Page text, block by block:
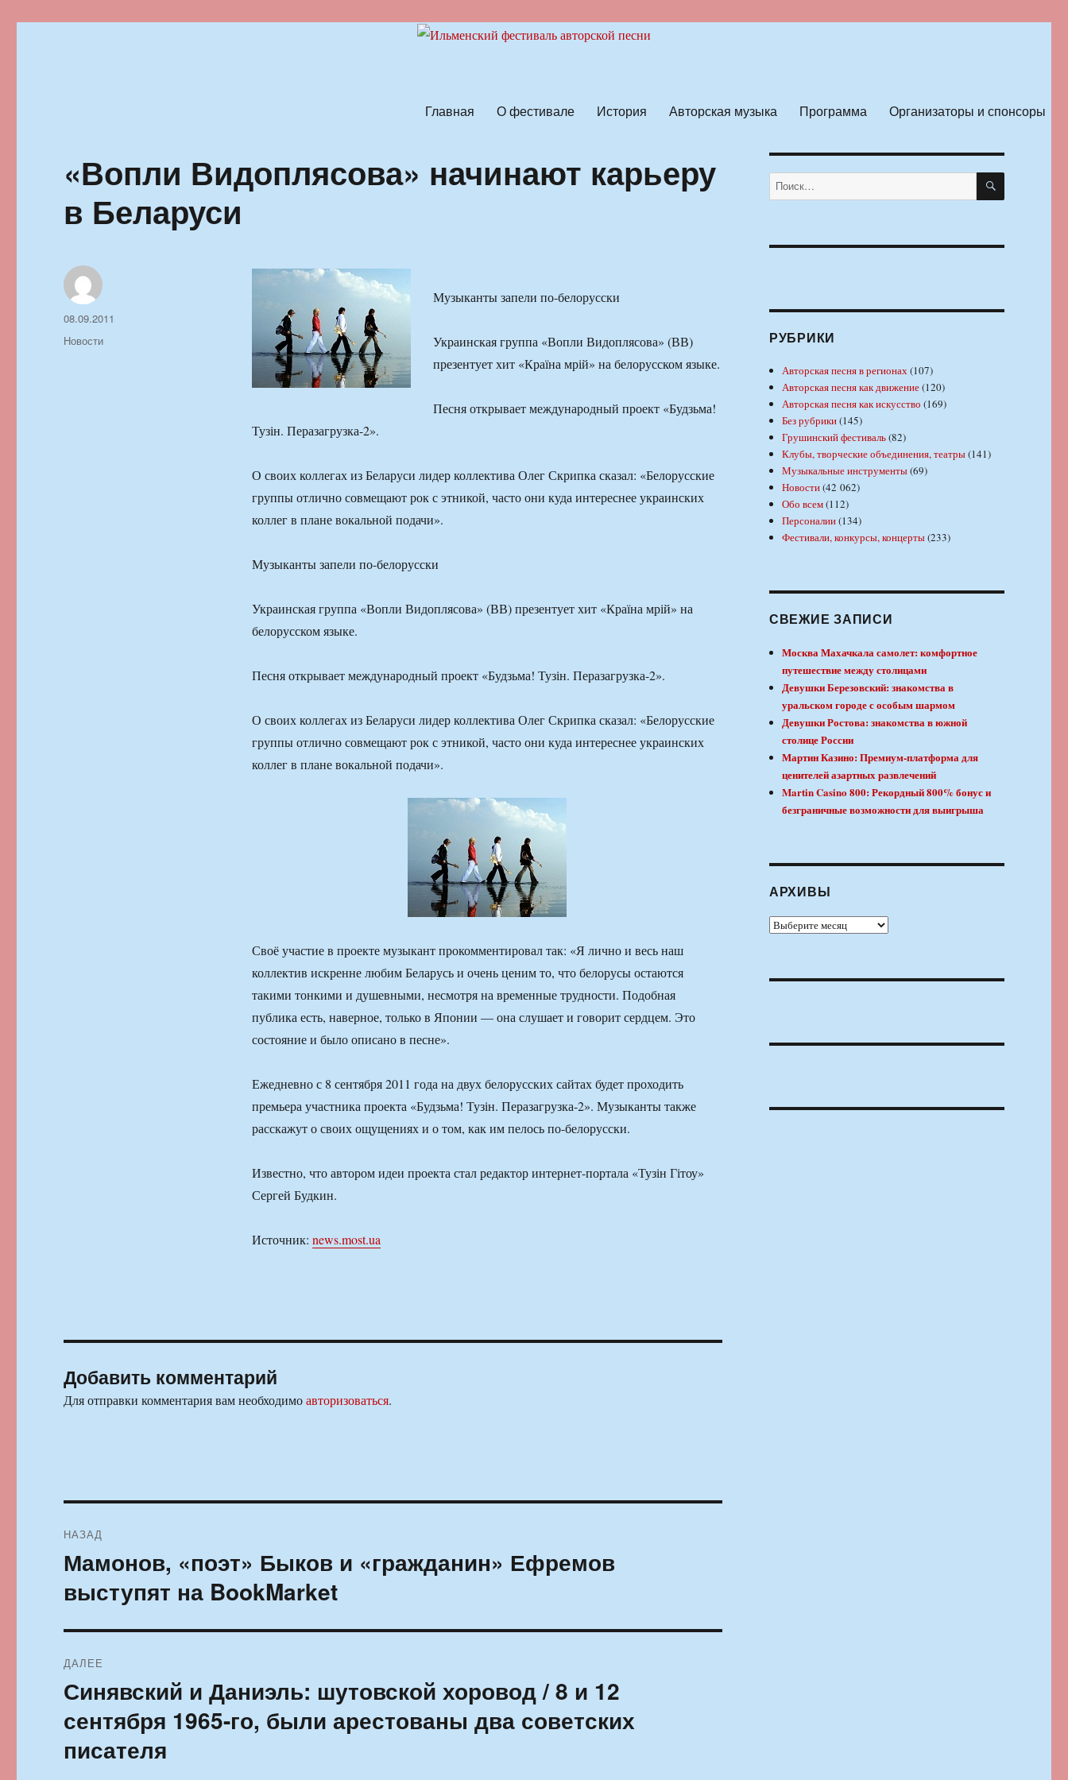
Главная О фестивале История Авторская музыка Программа Организаторы и спонсоры
«Вопли Видоплясова» начинают карьеру
в Беларуси
Музыканты запели по-белорусски
Украинская группа «Вопли Видоплясова» (ВВ)
презентует хит «Країна мрій» на белорусском языке.
Песня открывает международный проект «Будзьма!
Тузін. Перазагрузка-2».
О своих коллегах из Беларуси лидер коллектива Олег Скрипка сказал: «Белорусские
группы отлично совмещают рок с этникой, часто они куда интереснее украинских
коллег в плане вокальной подачи».
Музыканты запели по-белорусски
Украинская группа «Вопли Видоплясова» (ВВ) презентует хит «Країна мрій» на
белорусском языке.
Песня открывает международный проект «Будзьма! Тузін. Перазагрузка-2».
О своих коллегах из Беларуси лидер коллектива Олег Скрипка сказал: «Белорусские
группы отлично совмещают рок с этникой, часто они куда интереснее украинских
коллег в плане вокальной подачи».
Своё участие в проекте музыкант прокомментировал так: «Я лично и весь наш
коллектив искренне любим Беларусь и очень ценим то, что белорусы остаются
такими тонкими и душевными, несмотря на временные трудности. Подобная
публика есть, наверное, только в Японии — она слушает и говорит сердцем. Это
состояние и было описано в песне».
Ежедневно с 8 сентября 2011 года на двух белорусских сайтах будет проходить
премьера участника проекта «Будзьма! Тузін. Перазагрузка-2». Музыканты также
расскажут о своих ощущениях и о том, как им пелось по-белорусски.
Известно, что автором идеи проекта стал редактор интернет-портала «Тузін Гітоу»
Сергей Будкин.
Источник: news.most.ua
Автор
Опубликовано
08.09.2011
Рубрики
Новости
Добавить комментарий
Для отправки комментария вам необходимоавторизоваться.
по
записям
НАЗАД
Предыдущая
Мамонов, «поэт» Быков и «гражданин» Ефремов
выступят на BookMarket
ДАЛЕЕ
Следующая
Синявский и Даниэль: шутовской хоровод / 8 и 12
сентября 1965-го, были арестованы два советских
писателя
Искать: ПОИСК
РУБРИКИ
Авторская песня в регионах(107)
Авторская песня как движение(120)
Авторская песня как искусство (169)
Без рубрики(145)
Грушинский фестиваль(82)
Клубы, творческие объединения, театры(141)
Музыкальные инструменты(69)
Новости(42 062)
Обо всем(112)
Персоналии(134)
Фестивали, конкурсы, концерты(233)
СВЕЖИЕ ЗАПИСИ
Москва Махачкала самолет: комфортное
путешествие между столицами
Девушки Березовский: знакомства в
уральском городе с особым шармом
Девушки Ростова: знакомства в южной
столице России
Мартин Казино: Премиум-платформа для
ценителей азартных развлечений
Martin Casino 800: Рекордный 800% бонус и
безграничные возможности для выигрыша
АРХИВЫ
Архивы